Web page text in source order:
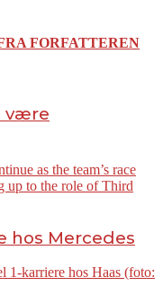
FORFATTEREN
være
hos Mercedes